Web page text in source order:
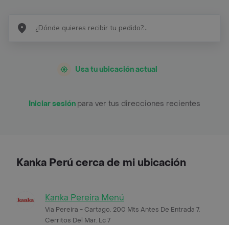
Usa tu ubicación actual
Iniciar sesión para ver tus direcciones recientes
Kanka Perú cerca de mi ubicación
Kanka Pereira Menú
Via Pereira - Cartago. 200 Mts Antes De Entrada 7.
Cerritos Del Mar. Lc 7